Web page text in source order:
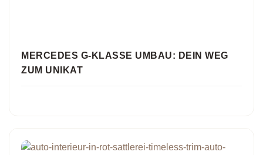
MERCEDES G-KLASSE UMBAU: DEIN WEG
ZUM UNIKAT